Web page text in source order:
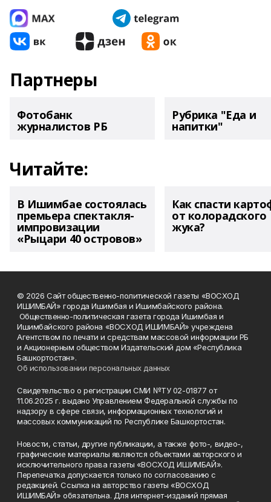
Партнеры
Фотобанк
журналистов РБ
Рубрика "Еда и
напитки"
Читайте:
В Ишимбае состоялась
премьера спектакля-
импровизации
«Рыцари 40 островов»
Как спасти
от колорадского
жука?
© 2026 Сайт общественно-политической газеты «ВОСХОД
ИШИМБАЙ» города Ишимбая и Ишимбайского района.
Общественно-политическая газета города Ишимбая и
Ишимбайского района «ВОСХОД ИШИМБАЙ» учреждена
Агентством по печати и средствам массовой информации РБ
и Акционерным обществом Издательский дом «Республика
Башкортостан».
Об использовании персональных данных
Свидетельство о регистрации СМИ №ТУ 02-01877 от
11.06.2025 г. выдано Управлением Федеральной службы по
надзору в сфере связи, информационных технологий и
массовых коммуникаций по Республике Башкортостан.
Новости, статьи, другие публикации, а также фото-, видео-,
графические материалы являются объектами авторского и
исключительного права газеты «ВОСХОД ИШИМБАЙ».
Перепечатка допускается только по согласованию с
редакцией. Ссылка на авторство газеты «ВОСХОД
ИШИМБАЙ» обязательна. Для интернет-изданий прямая